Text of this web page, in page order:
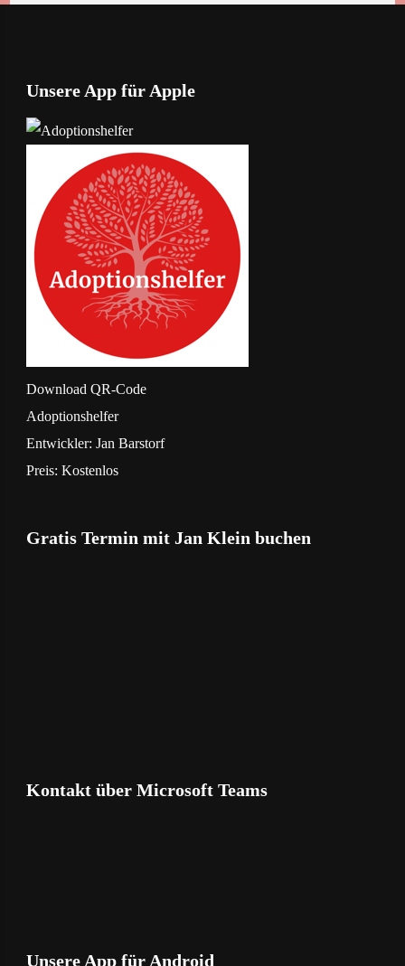
Unsere App für Apple
Download QR-Code
‎Adoptionshelfer
Entwickler: Jan Barstorf
Preis: Kostenlos
Gratis Termin mit Jan Klein buchen
Kontakt über Microsoft Teams
Unsere App für Android